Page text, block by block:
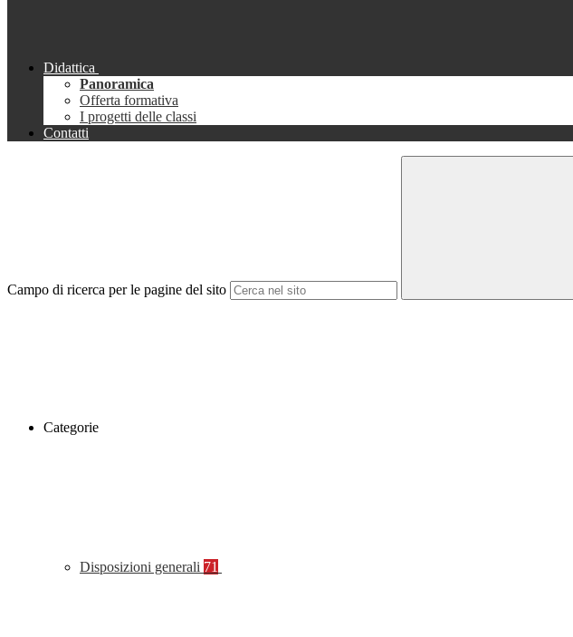
Didattica
Panoramica
Offerta formativa
I progetti delle classi
Contatti
Campo di ricerca per le pagine del sito
Categorie
Disposizioni generali 71